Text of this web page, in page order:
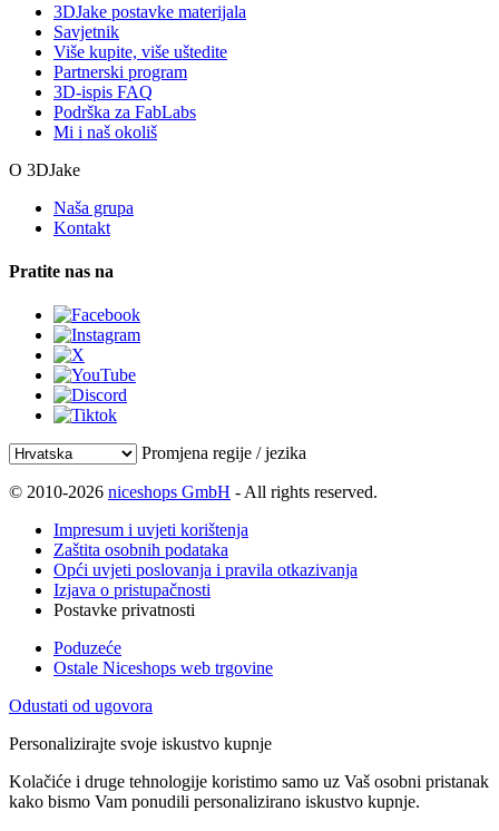
3DJake postavke materijala
Savjetnik
Više kupite, više uštedite
Partnerski program
3D-ispis FAQ
Podrška za FabLabs
Mi i naš okoliš
O 3DJake
Naša grupa
Kontakt
Pratite nas na
Promjena regije / jezika
© 2010-2026 niceshops GmbH - All rights reserved.
Impresum i uvjeti korištenja
Zaštita osobnih podataka
Opći uvjeti poslovanja i pravila otkazivanja
Izjava o pristupačnosti
Postavke privatnosti
Poduzeće
Ostale Niceshops web trgovine
Odustati od ugovora
Personalizirajte svoje iskustvo kupnje
Kolačiće i druge tehnologije koristimo samo uz Vaš osobni pristanak
kako bismo Vam ponudili personalizirano iskustvo kupnje.